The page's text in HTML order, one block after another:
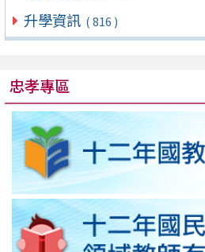
升學資訊 ( 816 )
忠孝專區